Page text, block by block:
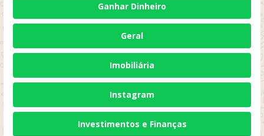
Ganhar Dinheiro
Geral
Imobiliária
Instagram
Investimentos e Finanças